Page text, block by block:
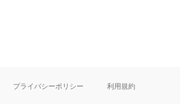
プライバシーポリシー 利用規約